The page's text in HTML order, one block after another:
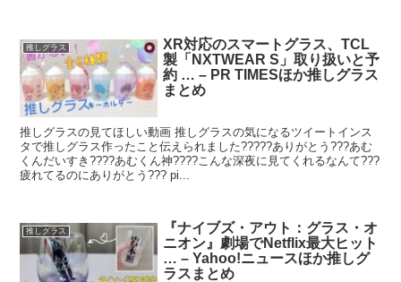
推しグラス
XR対応のスマートグラス、TCL
製「NXTWEAR S」取り扱いと予
約 … – PR TIMESほか推しグラス
まとめ
推しグラスの見てほしい動画 推しグラスの気になるツイートインス
タで推しグラス作ったこと伝えられました?????ありがとう???あむ
くんだいすき????あむくん神????こんな深夜に見てくれるなんて???
疲れてるのにありがとう??? pi...
推しグラス
『ナイブズ・アウト：グラス・オ
ニオン』劇場でNetflix最大ヒット
… – Yahoo!ニュースほか推しグ
ラスまとめ